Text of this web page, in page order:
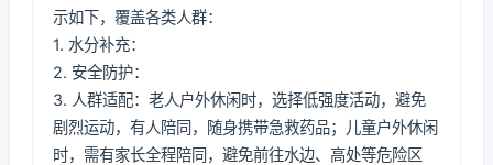
示如下，覆盖各类人群：
1. 水分补充：
2. 安全防护：
3. 人群适配：老人户外休闲时，选择低强度活动，避免
剧烈运动，有人陪同，随身携带急救药品；儿童户外休闲
时，需有家长全程陪同，避免前往水边、高处等危险区